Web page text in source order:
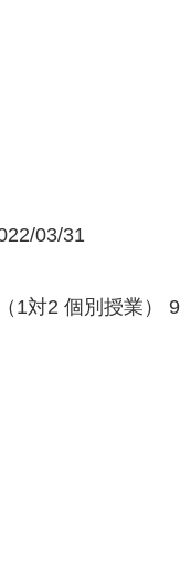
03/31
1対2 個別授業）